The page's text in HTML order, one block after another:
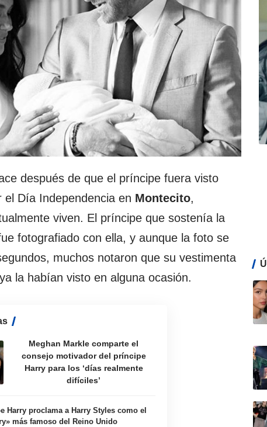
después de que el príncipe fuera visto
Día Independencia en Montecito,
viven. El príncipe que sostenía la
fotografiado con ella, y aunque la foto se
muchos notaron que su vestimenta
la habían visto en alguna ocasión.
Meghan Markle comparte el
consejo motivador del príncipe
Harry para los ‘días realmente
difíciles’
Harry proclama a Harry Styles como el
más famoso del Reino Unido